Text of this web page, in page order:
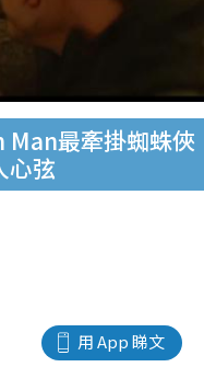
Man最牽掛蜘蛛俠
心弦
用 App 睇文